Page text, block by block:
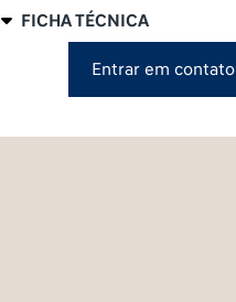
FICHA TÉCNICA
Entrar em contato